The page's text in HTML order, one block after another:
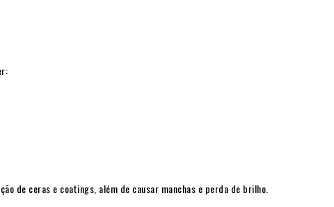
de ceras e coatings, além de causar manchas e perda de brilho.